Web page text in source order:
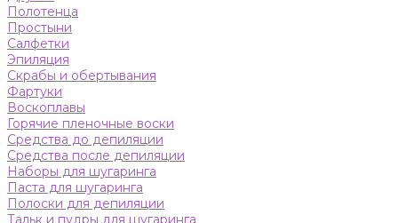
Полотенца
Простыни
Салфетки
Эпиляция
Скрабы и обертывания
Фартуки
Воскоплавы
Горячие пленочные воски
Средства до депиляции
Средства после депиляции
Наборы для шугаринга
Паста для шугаринга
Полоски для депиляции
Тальк и пудры для шугаринга